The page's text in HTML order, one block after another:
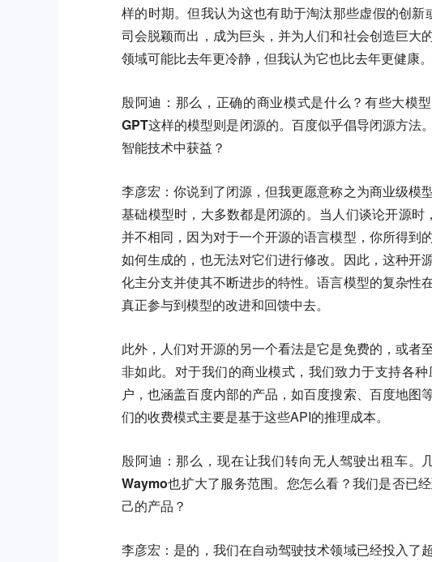
样的时期。但我认为这也有助于淘汰那些虚假的创
司会脱颖而出，成为巨头，并为人们和社会创造巨大
领域可能比去年更冷静，但我认为它也比去年更健康。
殷阿迪：那么，正确的商业模式是什么？有些大模
GPT这样的模型则是闭源的。百度似乎倡导闭源方
智能技术中获益？
李彦宏：你说到了闭源，但我更愿意称之为商业级模
基础模型时，大多数都是闭源的。当人们谈论开源
并不相同，因为对于一个开源的语言模型，你所得到
如何生成的，也无法对它们进行修改。因此，这种开
化主分支并使其不断进步的特性。语言模型的复杂性
真正参与到模型的改进和回馈中去。
此外，人们对开源的另一个看法是它是免费的，或
非如此。对于我们的商业模式，我们致力于支持各
户，也涵盖百度内部的产品，如百度搜索、百度地
们的收费模式主要是基于这些API的推理成本。
殷阿迪：那么，现在让我们转向无人驾驶出租车。
Waymo也扩大了服务范围。您怎么看？我们是否已
己的产品？
李彦宏： 是的，我们在自动驾驶技术领域已经投入了